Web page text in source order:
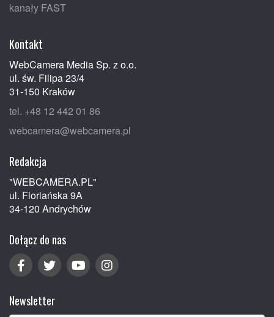
kanały FAST
Kontakt
WebCamera Media Sp. z o.o.
ul. św. Filipa 23/4
31-150 Kraków
tel. +48 12 442 01 86
webcamera@webcamera.pl
Redakcja
"WEBCAMERA.PL"
ul. Floriańska 9A
34-120 Andrychów
Dołącz do nas
Newsletter